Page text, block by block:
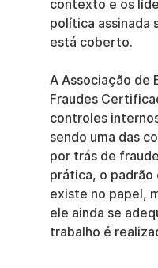
contexto e os
política assinada
está coberto.
A Associação de
Fraudes
controles
sendo uma das
por trás de
prática, o padrão
existe no papel,
ele ainda se
trabalho é